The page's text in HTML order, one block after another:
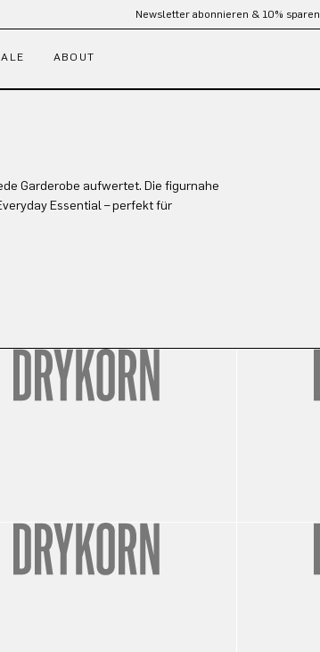
Newsletter abonnieren & 10% sparen
ABOUT
Garderobe aufwertet. Die figurnahe
Essential – perfekt für